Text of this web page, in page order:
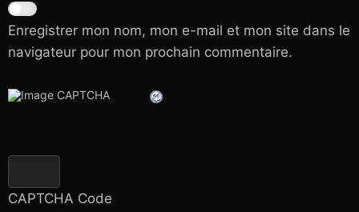
Enregistrer mon nom, mon e-mail et mon site dans le
navigateur pour mon prochain commentaire.
CAPTCHA Code